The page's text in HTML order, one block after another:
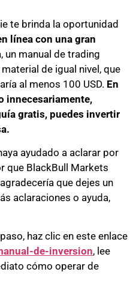
te brinda la oportunidad
línea con una gran
un manual de trading
de igual nivel, que
al menos 100 USD. En
innecesariamente,
gratis, puedes invertir
ayudado a aclarar por
que BlackBull Markets
que dejes un
aclaraciones o ayuda,
haz clic en este enlace
de-inversion, lee
cómo operar de